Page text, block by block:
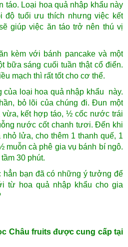
táo. Loại hoa quả nhập khẩu này
tuổi ưu thích nhưng việc kết
giúp việc ăn táo trở nên thú vị
kèm với bánh pancake và một
bữa sáng cuối tuần thật cổ điển.
mạch thì rất tốt cho cơ thể.
loại hoa quả nhập khẩu này.
bỏ lõi của chúng đi. Đun một
kết hợp táo, ½ cốc nước trái
nước cốt chanh tươi. Đến khi
lửa, cho thêm 1 thanh quế, 1
muỗn cà phê gia vụ bánh bí ngô.
30 phút.
bạn đã có những ý tưởng để
từ hoa quả nhập khẩu cho gia
Châu fruits được cung cấp tại